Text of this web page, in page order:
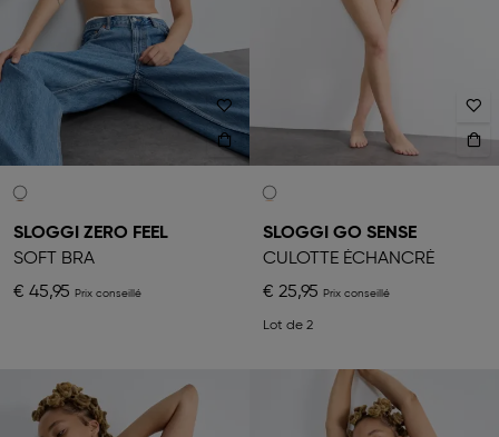
SLOGGI ZERO FEEL
SOFT BRA
€ 45,95
SLOGGI GO SENSE
CULOTTE ÉCHANCRÉ
€ 25,95
Lot de 2